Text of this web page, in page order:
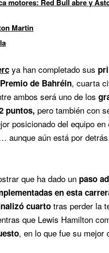
motores: Red Bull abre y
Martin
ya han completado sus
de Bahréin, cuarta
ambos será uno de los
puntos, pero también con
posicionado del equipo
… aunque aún está por
que ha dado un paso
en esta
cuarto tras perder la
que Lewis Hamilton
, en lo que fue su mejor